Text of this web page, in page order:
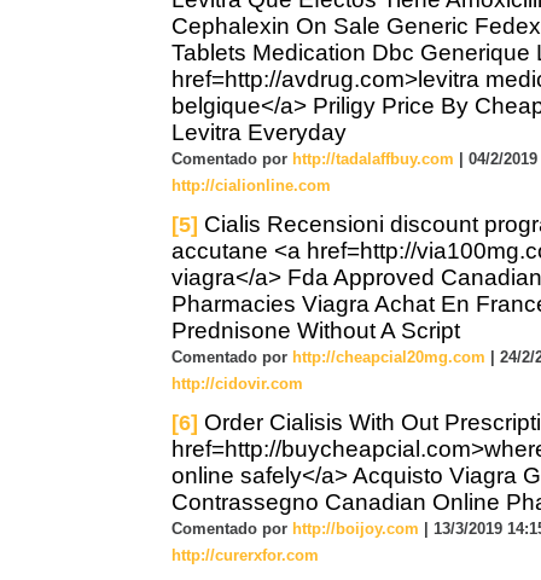
Cephalexin On Sale Generic
Tablets Medication Dbc Generique
href=http://avdrug.com>levitra
belgique</a> Priligy Price By
Levitra Everyday
Comentado por http://tadalaffbuy.com | 04/2/
http://cialionline.com
[5] Cialis Recensioni discount
accutane <a href=http://
viagra</a> Fda Approved
Pharmacies Viagra Achat En
Prednisone Without A Script
Comentado por http://cheapcial20mg.com | 24/2/
http://cidovir.com
[6] Order Cialisis With Out
href=http://
online safely</a> Acquisto Viagra
Contrassegno Canadian Online
Comentado por http://boijoy.com | 13/3/2019
http://curerxfor.com